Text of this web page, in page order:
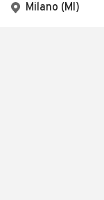
Milano (MI)